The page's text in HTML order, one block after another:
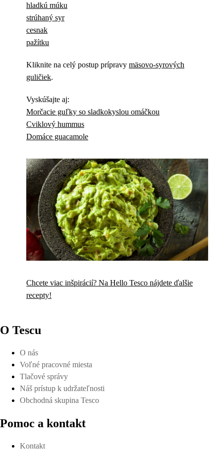
hladkú múku
strúhaný syr
cesnak
pažítku
Kliknite na celý postup prípravy mäsovo-syrových
guličiek.
Vyskúšajte aj:
Morčacie guľky so sladkokyslou omáčkou
Cviklový hummus
Domáce guacamole
Chcete viac inšpirácií? Na Hello Tesco nájdete ďalšie
recepty!
O Tescu
O nás
Voľné pracovné miesta
Tlačové správy
Náš prístup k udržateľnosti
Obchodná skupina Tesco
Pomoc a kontakt
Kontakt